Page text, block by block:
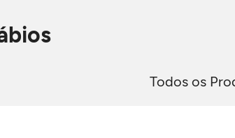
Todos os